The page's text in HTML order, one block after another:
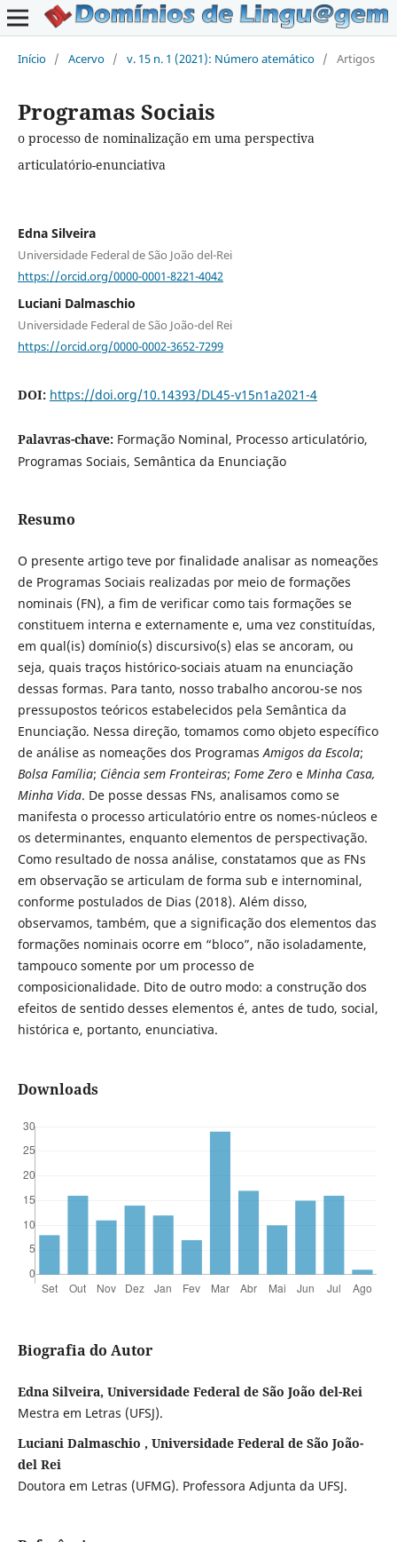
Início / Acervo / v. 15 n. 1 (2021): Número atemático / Artigos
Programas Sociais
o processo de nominalização em uma perspectiva
articulatório-enunciativa
Edna Silveira
Universidade Federal de São João del-Rei
https://orcid.org/0000-0001-8221-4042
Luciani Dalmaschio
Universidade Federal de São João-del Rei
https://orcid.org/0000-0002-3652-7299
DOI: https://doi.org/10.14393/DL45-v15n1a2021-4
Palavras-chave: Formação Nominal, Processo articulatório,
Programas Sociais, Semântica da Enunciação
Resumo
O presente artigo teve por finalidade analisar as nomeações
de Programas Sociais realizadas por meio de formações
nominais (FN), a fim de verificar como tais formações se
constituem interna e externamente e, uma vez constituídas,
em qual(is) domínio(s) discursivo(s) elas se ancoram, ou
seja, quais traços histórico-sociais atuam na enunciação
dessas formas. Para tanto, nosso trabalho ancorou-se nos
pressupostos teóricos estabelecidos pela Semântica da
Enunciação. Nessa direção, tomamos como objeto específico
de análise as nomeações dos ProgramasAmigos da Escola;
Bolsa Família; Ciência sem Fronteiras; Fome Zero e Minha Casa,
Minha Vida. De posse dessas FNs, analisamos como se
manifesta o processo articulatório entre os nomes-núcleos e
os determinantes, enquanto elementos de perspectivação.
Como resultado de nossa análise, constatamos que as FNs
em observação se articulam de forma sub e internominal,
conforme postulados de Dias (2018). Além disso,
observamos, também, que a significação dos elementos das
formações nominais ocorre em “bloco”, não isoladamente,
tampouco somente por um processo de
composicionalidade. Dito de outro modo: a construção dos
efeitos de sentido desses elementos é, antes de tudo, social,
histórica e, portanto, enunciativa.
Downloads
Biografia do Autor
Edna Silveira, Universidade Federal de São João del-Rei
Mestra em Letras (UFSJ).
Luciani Dalmaschio , Universidade Federal de São João-
del Rei
Doutora em Letras (UFMG). Professora Adjunta da UFSJ.